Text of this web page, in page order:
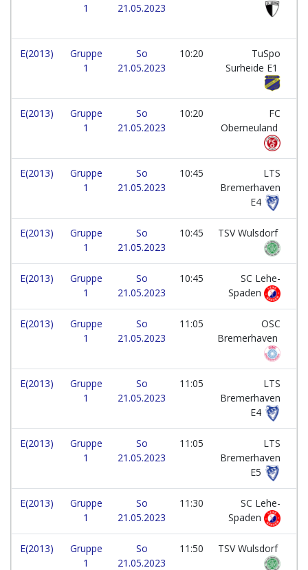
1
21.05.2023
E(2013)
Gruppe
1
So
21.05.2023
10:20
TuSpo
Surheide E1
E(2013)
Gruppe
1
So
21.05.2023
10:20
FC
Oberneuland
E(2013)
Gruppe
1
So
21.05.2023
10:45
LTS
Bremerhaven
E4
E(2013)
Gruppe
1
So
21.05.2023
10:45 TSV Wulsdorf
E(2013)
Gruppe
1
So
21.05.2023
10:45
SC Lehe-
Spaden
E(2013)
Gruppe
1
So
21.05.2023
11:05
OSC
Bremerhaven
E(2013)
Gruppe
1
So
21.05.2023
11:05
LTS
Bremerhaven
E4
E(2013)
Gruppe
1
So
21.05.2023
11:05
LTS
Bremerhaven
E5
E(2013)
Gruppe
1
So
21.05.2023
11:30
SC Lehe-
Spaden
E(2013)
Gruppe
1
So
21.05.2023
11:50 TSV Wulsdorf